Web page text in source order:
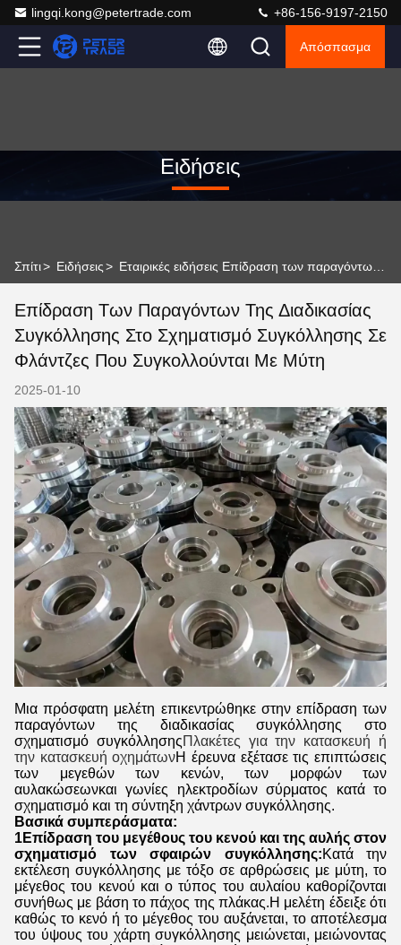
lingqi.kong@petertrade.com +86-156-9197-2150
Απόσπασμα
Ειδήσεις
Σπίτι> Ειδήσεις>
Επίδραση Των Παραγόντων Της Διαδικασίας
Συγκόλλησης Στο Σχηματισμό Συγκόλλησης Σε
Φλάντζες Που Συγκολλούνται Με Μύτη
2025-01-10
Μια πρόσφατη μελέτη επικεντρώθηκε στην επίδραση των
παραγόντων της διαδικασίας συγκόλλησης στο
σχηματισμό συγκόλλησηςΠλακέτες για την κατασκευή ή
την κατασκευή οχημάτωνΗ έρευνα εξέτασε τις επιπτώσεις
των μεγεθών των κενών, των μορφών των
αυλακώσεωνκαι γωνίες ηλεκτροδίων σύρματος κατά το
σχηματισμό και τη σύντηξη χάντρων συγκόλλησης.
Βασικά συμπεράσματα:
1Επίδραση του μεγέθους του κενού και της αυλής στον
σχηματισμό των σφαιρών συγκόλλησης:Κατά την
εκτέλεση συγκόλλησης με τόξο σε αρθρώσεις με μύτη, το
μέγεθος του κενού και ο τύπος του αυλαίου καθορίζονται
συνήθως με βάση το πάχος της πλάκας.Η μελέτη έδειξε ότι
καθώς το κενό ή το μέγεθος του αυξάνεται, το αποτέλεσμα
του ύψους του χάρτη συγκόλλησης μειώνεται, μειώνοντας